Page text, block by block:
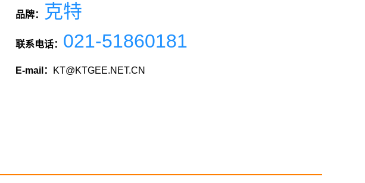
品牌： 克特
联系电话： 021-51860181
E-mail： KT@KTGEE.NET.CN